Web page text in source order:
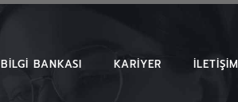
BILGI BANKASI KARIYER İLETIŞIM